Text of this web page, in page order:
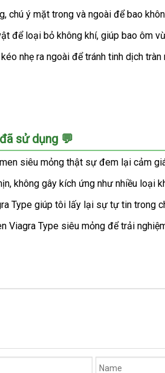
chú ý mặt trong và ngoài để bao
để loại bỏ không khí, giúp bao ôm
nhẹ ra ngoài để tránh tinh dịch tràn
sử dụng 💬
siêu mỏng thật sự đem lại cảm
không gây kích ứng như nhiều
Type giúp tôi lấy lại sự tự tin trong
Viagra Type siêu mỏng để trải